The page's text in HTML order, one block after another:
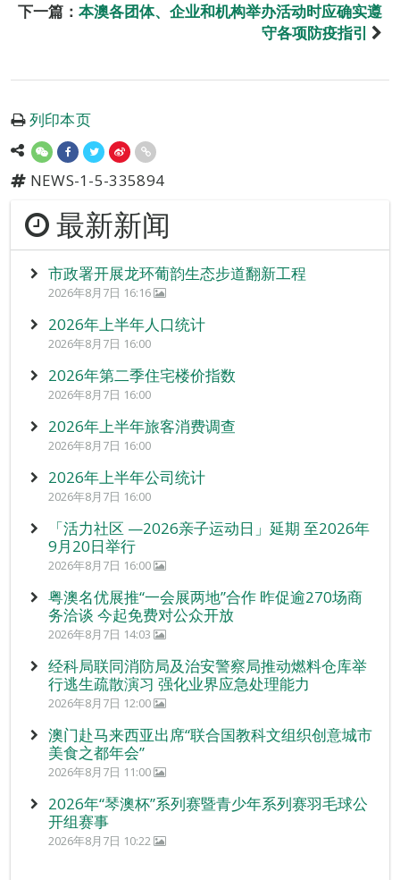
下一篇： 本澳各团体、企业和机构举办活动时应确实遵
守各项防疫指引
列印本页
NEWS-1-5-335894
最新新闻
市政署开展龙环葡韵生态步道翻新工程
2026年8月7日 16:16
2026年上半年人口统计
2026年8月7日 16:00
2026年第二季住宅楼价指数
2026年8月7日 16:00
2026年上半年旅客消费调查
2026年8月7日 16:00
2026年上半年公司统计
2026年8月7日 16:00
「活力社区 —2026亲子运动日」延期 至2026年
9月20日举行
2026年8月7日 16:00
粤澳名优展推“一会展两地”合作 昨促逾270场商
务洽谈 今起免费对公众开放
2026年8月7日 14:03
经科局联同消防局及治安警察局推动燃料仓库举
行逃生疏散演习 强化业界应急处理能力
2026年8月7日 12:00
澳门赴马来西亚出席“联合国教科文组织创意城市
美食之都年会”
2026年8月7日 11:00
2026年“琴澳杯”系列赛暨青少年系列赛羽毛球公
开组赛事
2026年8月7日 10:22